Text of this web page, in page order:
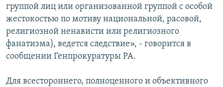
группой лиц или организованной группой с особой
жестокостью по мотиву национальной, расовой,
религиозной ненависти или религиозного
фанатизма), ведется следствие», - говорится в
сообщении Генпрокуратуры РА.
Для всестороннего, полноценного и объективного